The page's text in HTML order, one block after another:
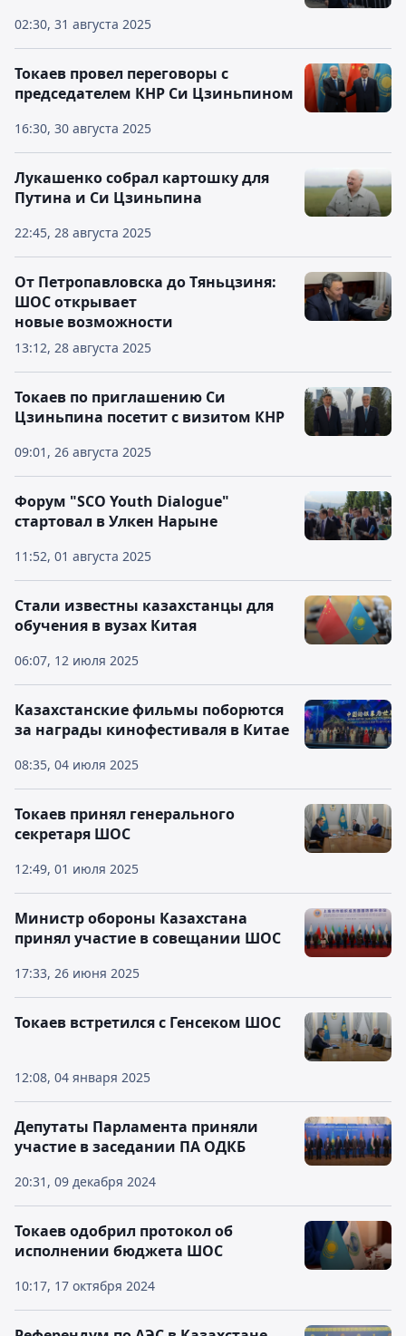
02:30, 31 августа 2025
16:30, 30 августа 2025
Токаев провел переговоры с
председателем КНР Си Цзиньпином
22:45, 28 августа 2025
Лукашенко собрал картошку для
Путина и Си Цзиньпина
13:12, 28 августа 2025
От Петропавловска до Тяньцзиня:
ШОС открывает
новые возможности
09:01, 26 августа 2025
Токаев по приглашению Си
Цзиньпина посетит с визитом КНР
11:52, 01 августа 2025
Форум "SCO Youth Dialogue"
стартовал в Улкен Нарыне
06:07, 12 июля 2025
Стали известны казахстанцы для
обучения в вузах Китая
08:35, 04 июля 2025
Казахстанские фильмы поборются
за награды кинофестиваля в Китае
12:49, 01 июля 2025
Токаев принял генерального
секретаря ШОС
17:33, 26 июня 2025
Министр обороны Казахстана
принял участие в совещании ШОС
12:08, 04 января 2025
Токаев встретился с Генсеком ШОС
20:31, 09 декабря 2024
Депутаты Парламента приняли
участие в заседании ПА ОДКБ
10:17, 17 октября 2024
Токаев одобрил протокол об
исполнении бюджета ШОС